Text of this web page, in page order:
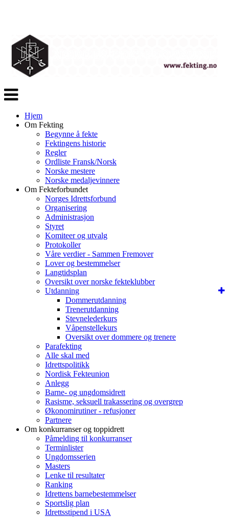
Veksle
navigasjon
Hjem
Om Fekting
Begynne å fekte
Fektingens historie
Regler
Ordliste Fransk/Norsk
Norske mestere
Norske medaljevinnere
Om Fekteforbundet
Norges Idrettsforbund
Organisering
Administrasjon
Styret
Komiteer og utvalg
Protokoller
Våre verdier - Sammen Fremover
Lover og bestemmelser
Langtidsplan
Oversikt over norske fekteklubber
Utdanning
Dommerutdanning
Trenerutdanning
Stevnelederkurs
Våpenstellekurs
Oversikt over dommere og trenere
Parafekting
Alle skal med
Idrettspolitikk
Nordisk Fekteunion
Anlegg
Barne- og ungdomsidrett
Rasisme, seksuell trakassering og overgrep
Økonomirutiner - refusjoner
Partnere
Om konkurranser og toppidrett
Påmelding til konkurranser
Terminlister
Ungdomsserien
Masters
Lenke til resultater
Ranking
Idrettens barnebestemmelser
Sportslig plan
Idrettsstipend i USA